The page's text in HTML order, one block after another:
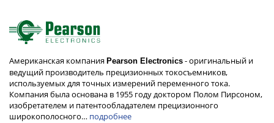
Американская компания Pearson Electronics - оригинальный и
ведущий производитель прецизионных токосъемников,
используемых для точных измерений переменного тока.
Компания была основана в 1955 году доктором Полом Пирсоном,
изобретателем и патентообладателем прецизионного
широкополосного… подробнее